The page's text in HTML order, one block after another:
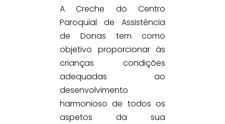
A Creche do Centro
Paroquial de Assistência
de Donas tem como
objetivo proporcionar às
crianças condições
adequadas ao
desenvolvimento
harmonioso de todos os
aspetos da sua